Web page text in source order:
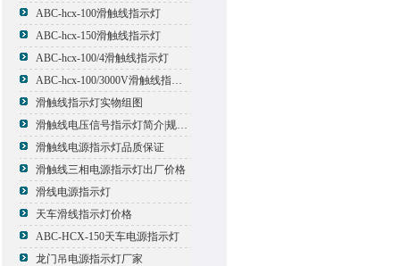
ABC-hcx-100滑触线指示灯
ABC-hcx-150滑触线指示灯
ABC-hcx-100/4滑触线指示灯
ABC-hcx-100/3000V滑触线指示灯
滑触线指示灯实物组图
滑触线电压信号指示灯简介|规格|型号
滑触线电源指示灯品质保证
滑触线三相电源指示灯出厂价格
滑线电源指示灯
天车滑线指示灯价格
ABC-HCX-150天车电源指示灯
龙门吊电源指示灯厂家